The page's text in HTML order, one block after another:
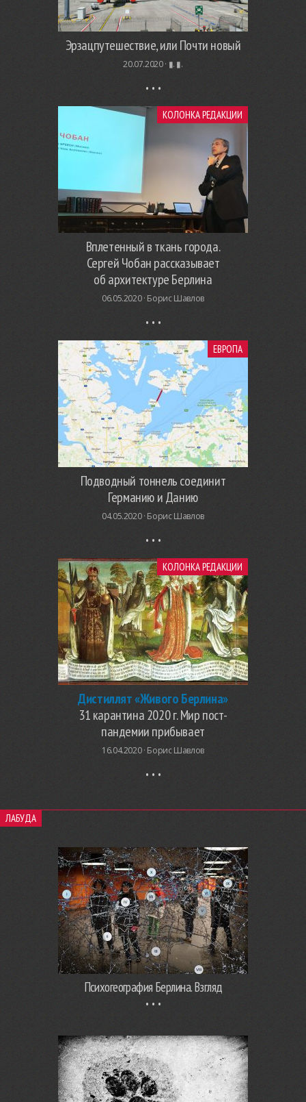
Эрзацпутешествие, или Почти новый
20.07.2020 · ▮. ▮.
КОЛОНКА РЕДАКЦИИ
Вплетенный в ткань города.
Сергей Чобан рассказывает
об архитектуре Берлина
06.05.2020 · Борис Шавлов
ЕВРОПА
Подводный тоннель соединит
Германию и Данию
04.05.2020 · Борис Шавлов
КОЛОНКА РЕДАКЦИИ
Дистиллят «Живого Берлина»
31 карантина 2020 г. Мир пост-
пандемии прибывает
16.04.2020 · Борис Шавлов
ЛАБУДА
Психогеография Берлина. Взгляд